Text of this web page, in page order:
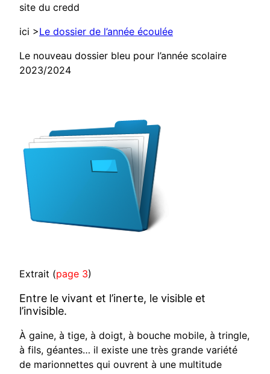
site du credd
ici >Le dossier de l’année écoulée
Le nouveau dossier bleu pour l’année scolaire
2023/2024
Extrait (page 3)
Entre le vivant et l’inerte, le visible et
l’invisible.
À gaine, à tige, à doigt, à bouche mobile, à tringle,
à fils, géantes… il existe une très grande variété
de marionnettes qui ouvrent à une multitude